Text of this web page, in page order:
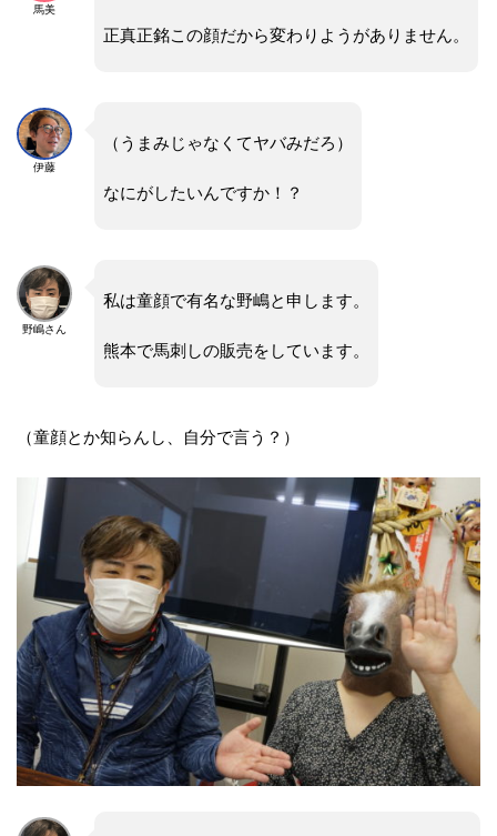
馬美
正真正銘この顔だから変わりようがありません。
伊藤
（うまみじゃなくてヤバみだろ）
なにがしたいんですか！？
野嶋さん
私は童顔で有名な野嶋と申します。
熊本で馬刺しの販売をしています。
（童顔とか知らんし、自分で言う？）